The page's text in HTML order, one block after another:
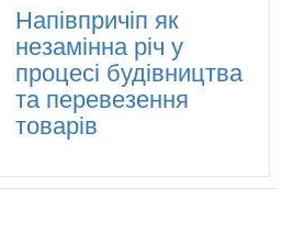
Напівпричіп як
незамінна річ у
процесі будівництва
та перевезення
товарів